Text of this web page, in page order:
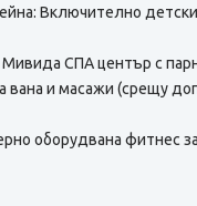
Включително
СПА център с
вана и масажи (срещу
оборудвана фитнес